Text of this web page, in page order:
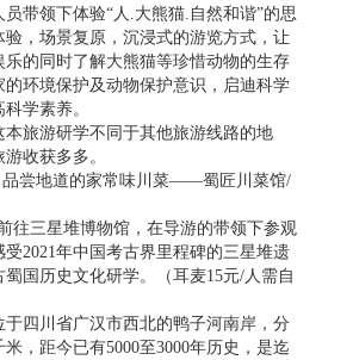
带领下体验“人.大熊猫.自然和谐”的思
验，场景复原，沉浸式的游览方式，让
乐的同时了解大熊猫等珍惜动物的生存
的环境保护及动物保护意识，启迪科学
学素养。
本旅游研学不同于其他旅游线路的地
收获多多。
品尝地道的家常味川菜——蜀匠川菜馆/
往三星堆博物馆，在导游的带领下参观
受2021年中国考古界里程碑的三星堆遗
国历史文化研学。（耳麦15元/人需自
于四川省广汉市西北的鸭子河南岸，分
，距今已有5000至3000年历史，是迄